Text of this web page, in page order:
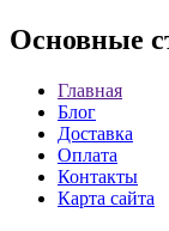
Основные
Главная
Блог
Доставка
Оплата
Контакты
Карта сайта